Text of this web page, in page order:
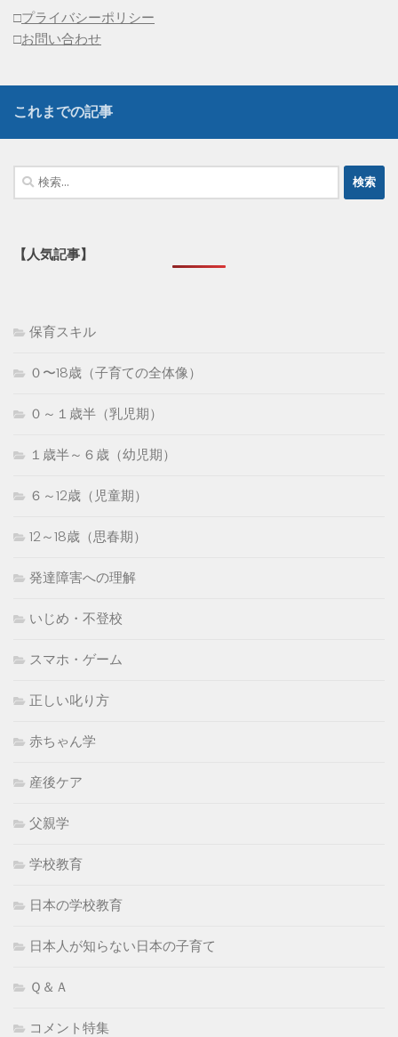
□プライバシーポリシー
□お問い合わせ
これまでの記事
検
索:
【人気記事】
保育スキル
０〜18歳（子育ての全体像）
０～１歳半（乳児期）
１歳半～６歳（幼児期）
６～12歳（児童期）
12～18歳（思春期）
発達障害への理解
いじめ・不登校
スマホ・ゲーム
正しい叱り方
赤ちゃん学
産後ケア
父親学
学校教育
日本の学校教育
日本人が知らない日本の子育て
Ｑ＆Ａ
コメント特集